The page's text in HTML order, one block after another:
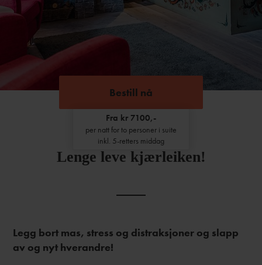
Bestill nå
Fra kr 7100,-
per natt for to personer i suite
inkl. 5-retters middag
Lenge leve kjærleiken!
Legg bort mas, stress og distraksjoner og slapp
av og nyt hverandre!